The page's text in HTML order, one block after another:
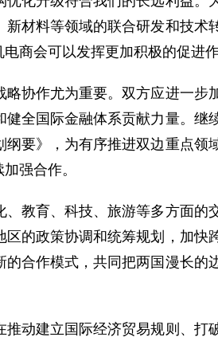
材料等领域的联合研发和技术
商会可以发挥更加积极的促进作
协作尤为重要。双方应进一步
全国际金融体系贡献力量。继
要》，为有序推进双边重点领
强合作。
教育、科技、旅游等多方面的
的政策协调和统筹规划，加快
合作模式，共同把两国漫长的
动建立国际经济贸易规则、打